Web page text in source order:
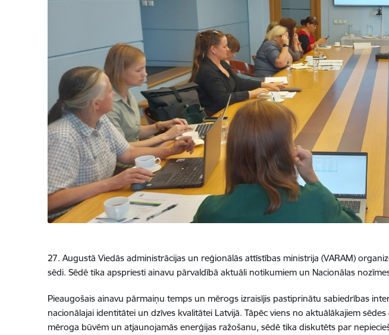
27. Augustā Viedās administrācijas un reģionālās attīstības ministrija (VARAM)
sēdi. Sēdē tika apspriesti ainavu pārvaldībā aktuāli notikumiem un Nacionālas
Pieaugošais ainavu pārmaiņu temps un mērogs izraisījis pastiprinātu sabiedrības
nacionālajai identitātei un dzīves kvalitātei Latvijā. Tāpēc viens no aktuālākajiem
mēroga būvēm un atjaunojamās enerģijas ražošanu, sēdē tika diskutēts par